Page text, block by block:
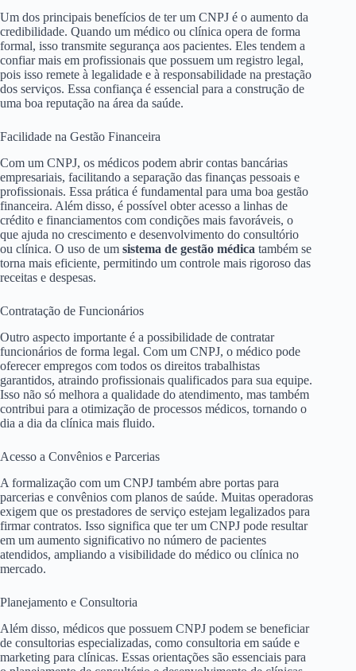
Um dos principais benefícios de ter um CNPJ é o aumento da
credibilidade. Quando um médico ou clínica opera de forma
formal, isso transmite segurança aos pacientes. Eles tendem a
confiar mais em profissionais que possuem um registro legal,
pois isso remete à legalidade e à responsabilidade na prestação
dos serviços. Essa confiança é essencial para a construção de
uma boa reputação na área da saúde.
Facilidade na Gestão Financeira
Com um CNPJ, os médicos podem abrir contas bancárias
empresariais, facilitando a separação das finanças pessoais e
profissionais. Essa prática é fundamental para uma boa gestão
financeira. Além disso, é possível obter acesso a linhas de
crédito e financiamentos com condições mais favoráveis, o
que ajuda no crescimento e desenvolvimento do consultório
ou clínica. O uso de um sistema de gestão médica também se
torna mais eficiente, permitindo um controle mais rigoroso das
receitas e despesas.
Contratação de Funcionários
Outro aspecto importante é a possibilidade de contratar
funcionários de forma legal. Com um CNPJ, o médico pode
oferecer empregos com todos os direitos trabalhistas
garantidos, atraindo profissionais qualificados para sua equipe.
Isso não só melhora a qualidade do atendimento, mas também
contribui para a otimização de processos médicos, tornando o
dia a dia da clínica mais fluido.
Acesso a Convênios e Parcerias
A formalização com um CNPJ também abre portas para
parcerias e convênios com planos de saúde. Muitas operadoras
exigem que os prestadores de serviço estejam legalizados para
firmar contratos. Isso significa que ter um CNPJ pode resultar
em um aumento significativo no número de pacientes
atendidos, ampliando a visibilidade do médico ou clínica no
mercado.
Planejamento e Consultoria
Além disso, médicos que possuem CNPJ podem se beneficiar
de consultorias especializadas, como consultoria em saúde e
marketing para clínicas. Essas orientações são essenciais para